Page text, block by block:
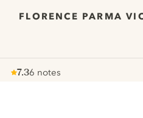
FLORENCE PARMA
7.36 notes